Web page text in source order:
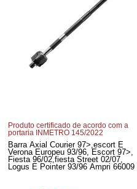
Produto certificado de acordo com a
portaria INMETRO 145/2022
Barra Axial Courier 97>,escort E
Verona Europeu 93/96, Escort 97>,
Fiesta 96/02,fiesta Street 02/07,
Logus E Pointer 93/96 Ampri 66009